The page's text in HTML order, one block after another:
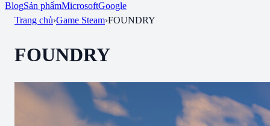
BlogSản phẩmMicrosoftGoogle
Trang chủ›Game Steam›FOUNDRY
FOUNDRY